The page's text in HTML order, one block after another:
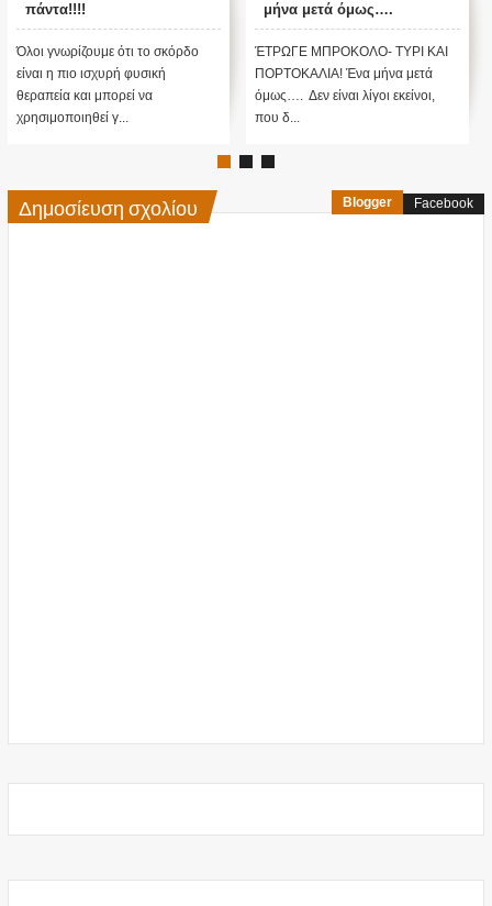
Τα φουντούκια είναι ξηροί καρποί
με ιδιαίτερη γλυκίζουσα γεύση και
πολλά θρεπτικά συστατικά. &nb...
σας μην ξεριζώσετε τις
ελιές,λόγω επιδότησης...!!!
“ Σε λίγο οι τρελλοί θα μας πουν
πως είναι… «τρελλά
ελαιόδενδρα»… ” Ο Γιώργος
Λεκκάκης, γνωστός...
Δημοσίευση σχολίου Blogger Facebook